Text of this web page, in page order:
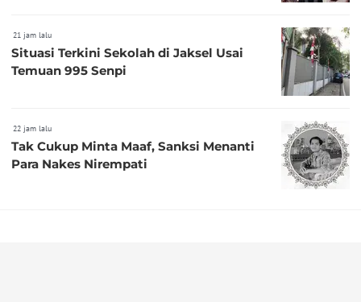
21 jam lalu
Situasi Terkini Sekolah di Jaksel Usai
Temuan 995 Senpi
22 jam lalu
Tak Cukup Minta Maaf, Sanksi Menanti
Para Nakes Nirempati